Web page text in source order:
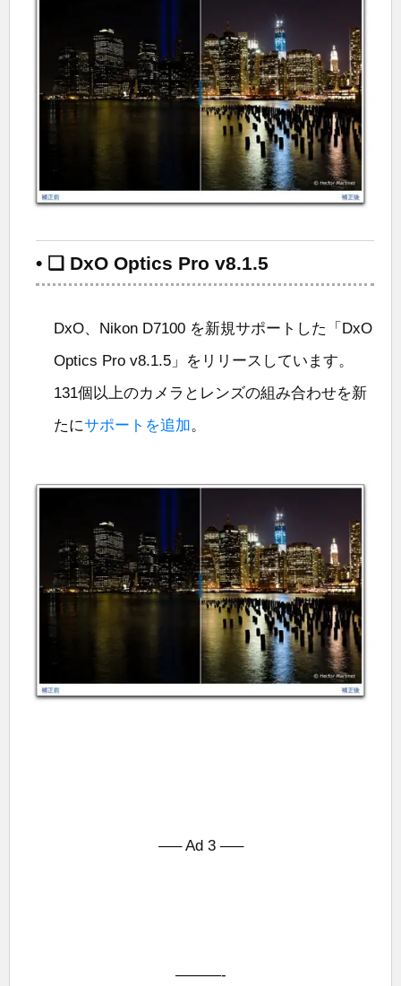
• ❑ DxO Optics Pro v8.1.5
DxO、Nikon D7100 を新規サポートした「DxO
Optics Pro v8.1.5」をリリースしています。
131個以上のカメラとレンズの組み合わせを新
たにサポートを追加。
—– Ad 3 —–
———-